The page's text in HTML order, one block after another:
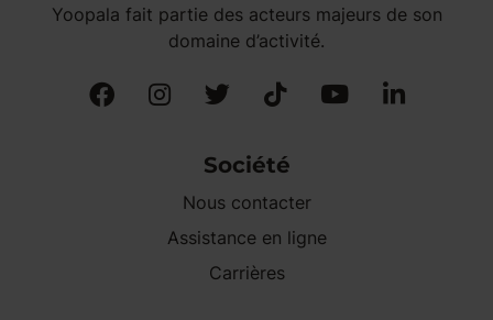
Yoopala fait partie des acteurs majeurs de son
domaine d’activité.
Société
Nous contacter
Assistance en ligne
Carrières